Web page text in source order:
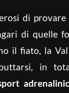
di
di quelle
il fiato, la
in